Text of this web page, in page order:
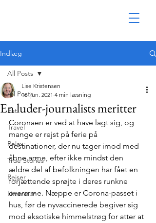
Indlæg
All Posts
Eat
Travel
Relax
True Stories
Rejser
Litteratur
All Posts
En luder-journalists meritter
Lise Kristensen
16. jun. 2021 4 min læsning
Coronaen er ved at have lagt sig, og
mange er rejst på ferie på
destinationer, der nu tager imod med
åbne arme, efter ikke mindst den
ældre del af befolkningen har fået en
forjættende sprøjte i deres runkne
overarme. Næppe er Corona-passet i
hus, før de nyvaccinerede begiver sig
mod eksotiske himmelstrøg for atter at